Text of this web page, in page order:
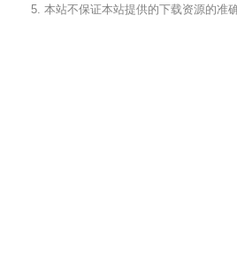
5. 本站不保证本站提供的下载资源的准